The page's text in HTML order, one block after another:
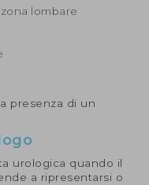
lombare
presenza di un
urologica quando il
a ripresentarsi o